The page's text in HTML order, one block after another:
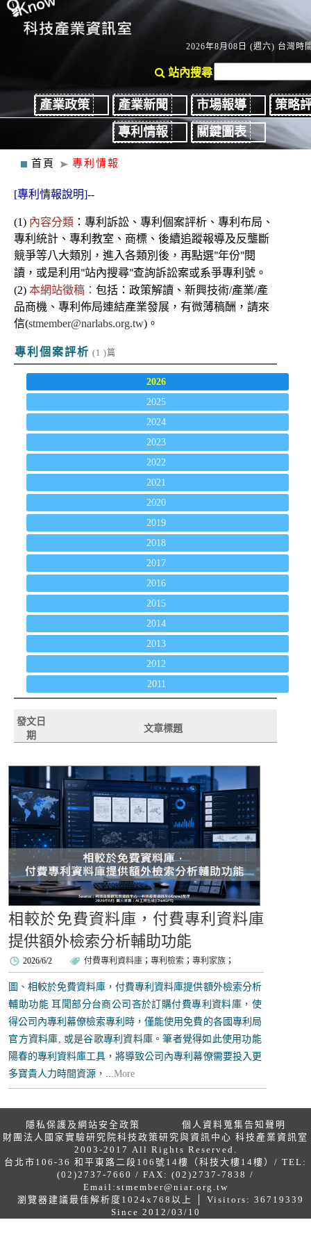
2026年8月08日 (週六) 台灣時
站內搜尋
產業政策 產業新聞 市場報導
策略
專利情報
關鍵圖表
首頁 專利情報
[專利情報說明]--
(1) 內容分類 ： 專利 訴訟、 專利個案評析、專利布局、
專利統計、專利教室 、商標、後續追蹤報導及反壟斷
競爭等八大類別，進入各類別後 ，再點選"年份"閱
讀，或是利用 "站內搜尋"查詢訴訟案或系爭專利號。
(2) 本網站徵稿： 包括：政策解讀、新興技術/產業/產
品商機、專利佈局連結產業發展，有微薄稿酬，請來
信(stmember@narlabs.org.tw)。
專利個案評析 (1 )篇
2026
2025
2024
2023
2022
2021
2020
2019
2018
2017
2016
2015
2014
2013
2012
2011
發文日
期
文章標題
相較於免費資料庫，付費專利資料庫
提供額外檢索分析輔助功能
2026/6/2 付費專利資料庫 ；專利檢索 ；專利家族 ；
圖、相較於免費資料庫，付費專利資料庫提供額外檢索分析
輔助功能 耳聞部分台商公司吝於訂購付費專利資料庫，使
得公司內專利幕僚檢索專利時，僅能使用免費的各國專利局
官方資料庫, 或是谷歌專利資料庫。筆者覺得如此使用功能
陽春的專利資料庫工具，將導致公司內專利幕僚需要投入更
多寶貴人力時間資源，...More
隱私保護及網站安全政策
個人資料蒐集告知聲明
財團法人國家實驗研究院科技政策研究與資訊中心 科技產業資訊室
2003-2017 All Rights Reserved.
台北市106-36 和平東路二段106號14樓（科技大樓14樓）/ TEL:
(02)2737-7660 / FAX: (02)2737-7838 /
Email: stmember@niar.org.tw
瀏覽器建議最佳解析度1024x768以上 │ Visitors: 36719339
Since 2012/03/10